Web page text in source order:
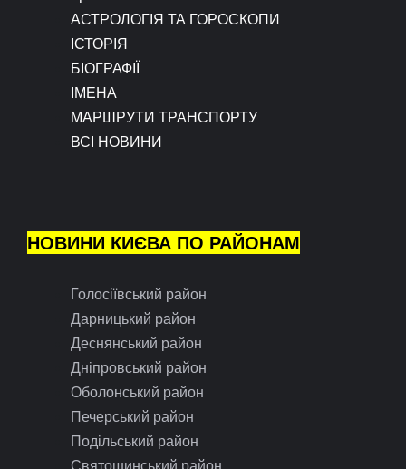
АСТРОЛОГІЯ ТА ГОРОСКОПИ
ІСТОРІЯ
БІОГРАФІЇ
ІМЕНА
МАРШРУТИ ТРАНСПОРТУ
ВСІ НОВИНИ
НОВИНИ КИЄВА ПО РАЙОНАМ
Голосіївський район
Дарницький район
Деснянський район
Дніпровський район
Оболонський район
Печерський район
Подільський район